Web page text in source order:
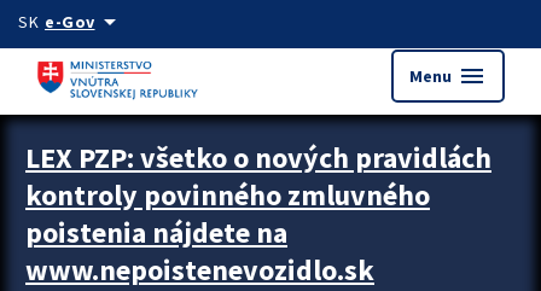
Preskocit na hlavný obsah
SK e-Govarrow_drop_down
Menu menu
Zastavit automatický posun upútavok
LEX PZP: všetko o nových pravidlách
kontroly povinného zmluvného
poistenia nájdete na
www.nepoistenevozidlo.sk